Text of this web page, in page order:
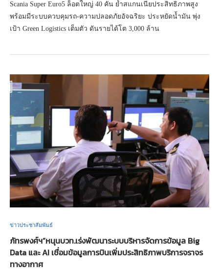
Scania Super Euro5 ล็อตใหญ่ 40 คัน ย้ำสแกนเนียประสิทธิภาพสูง
พร้อมมีระบบควบคุมรถ-ความปลอดภัยอัจฉริยะ ประหยัดน้ำมัน พุ่ง
เป้า Green Logistics เต็มตัว ดันรายได้โต 3,000 ล้าน
ข่าวประชาสัมพันธ์
ภัทรพงศ์ฯ”หนุนบวท.เร่งพัฒนาระบบบริหารจัดการข้อมูล Big
Data และ AI เชื่อมข้อมูลการบินเพิ่มประสิทธิภาพบริการจราจร
ทางอากาศ